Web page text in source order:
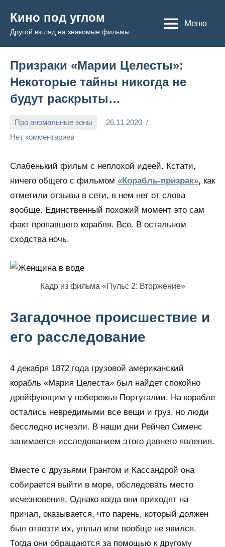
содержимому
Кино под углом
Другой взгляд на знакомые фильмы
Меню
Призраки «Марии Целесты»:
Некоторые тайны никогда не
будут раскрыты…
Про аномальные зоны
26.11.2020
Admin
Нет комментариев
Слабенький фильм с неплохой идеей. Кстати,
ничего общего с фильмом «Корабль-призрак», как
отметили отзывы в сети, в нем нет от слова
вообще. Единственный похожий момент это сам
факт пропавшего корабля. Все. В остальном
сходства ночь.
Кадр из фильма «Пульс 2: Вторжение»
Загадочное происшествие и
его расследование
4 декабря 1872 года грузовой американский
корабль «Мария Целеста» был найдет спокойно
дрейфующим у побережья Португалии. На корабле
остались невредимыми все вещи и груз, но люди
бесследно исчезли. В наши дни Рейчел Сименс
занимается исследованием этого давнего явления.
Вместе с друзьями Грантом и Кассандрой она
собирается выйти в море, обследовать место
исчезновения. Однако когда они приходят на
причал, оказывается, что парень, который должен
был отвезти их, уплыл или вообще не явился.
Тогда они обращаются за помощью к другому